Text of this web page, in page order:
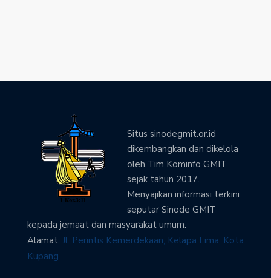
Situs sinodegmit.or.id
dikembangkan dan dikelola
oleh Tim Kominfo GMIT
sejak tahun 2017.
Menyajikan informasi terkini
seputar Sinode GMIT
kepada jemaat dan masyarakat umum.
Alamat: Jl. Perintis Kemerdekaan, Kelapa Lima, Kota
Kupang